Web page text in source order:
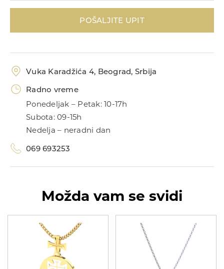
UNIKATI
Kolekcije
MIJE MAGIONI
Dečije minđuše
Dečije narukvice
Zlatnik
Poklon za rođendan
069 693253
POŠALJITE UPIT
Vuka Karadžića 4, Beograd, Srbija
Radno vreme
Ponedeljak – Petak: 10-17h
Subota: 09-15h
Nedelja – neradni dan
069 693253
Možda vam se svidi